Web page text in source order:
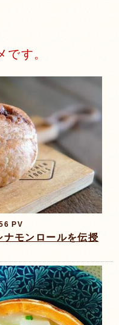
す。
PV
モンロールを伝授